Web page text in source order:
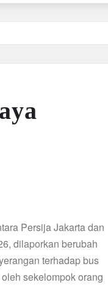
Persija Jakarta dan
dilaporkan berubah
terhadap bus
sekelompok orang